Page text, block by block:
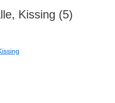
Kissing (5)